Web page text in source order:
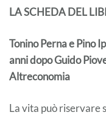
LA SCHEDA DEL
Tonino Perna e Pino
anni dopo Guido
Altreconomia
La vita può riservare